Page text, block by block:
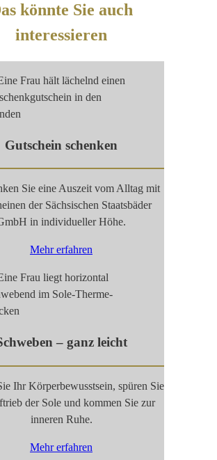
könnte Sie auch
interessieren
Gutschein schenken
Sie eine Auszeit vom Alltag mit
der Sächsischen Staatsbäder
in individueller Höhe.
Mehr erfahren
– ganz leicht
Ihr Körperbewusstsein, spüren Sie
der Sole und kommen Sie zur
inneren Ruhe.
Mehr erfahren